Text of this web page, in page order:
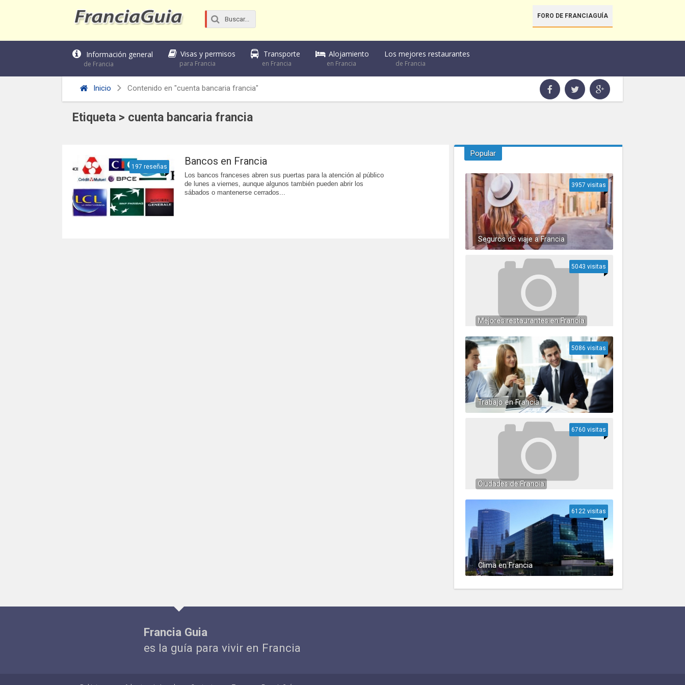
FORO DE FRANCIAGUÍA
Información general
de Francia
Visas y permisos
para Francia
Transporte
en Francia
Alojamiento
en Francia
Los mejores restaurantes
de Francia
Inicio Contenido en "cuenta bancaria francia"
Etiqueta > cuenta bancaria francia
197 reseñas Bancos en Francia
Los bancos franceses abren sus puertas para la atención al público
de lunes a viernes, aunque algunos también pueden abrir los
sábados o mantenerse cerrados...
Popular
Seguros de viaje a Francia
3957 visitas
Mejores restaurantes en Francia
5043 visitas
Trabajo en Francia
5086 visitas
Ciudades de Francia
6760 visitas
Clima en Francia
6122 visitas
Francia Guia
es la guía para vivir en Francia